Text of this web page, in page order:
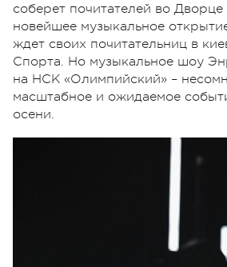
соберет почитателей во Дворце
новейшее музыкальное
ждет своих почитательниц в
Спорта. Но музыкальное шоу
на НСК «Олимпийский» –
масштабное и ожидаемое
осени.